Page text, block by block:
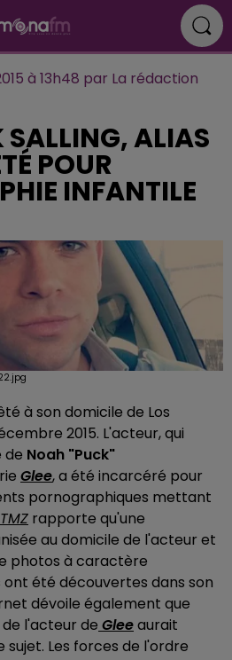
à 13h48 par La rédaction
SALLING, ALIAS
POUR
INFANTILE
à son domicile de Los
2015. L'acteur, qui
de Noah "Puck"
Glee, a été incarcéré pour
pornographiques mettant
TMZ rapporte qu'une
au domicile de l'acteur et
photos à caractère
été découvertes dans son
dévoile également que
l'acteur de Gleeaurait
Les forces de l'ordre